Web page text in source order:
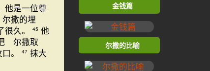
他是一位尊
撒的埋
久。 45 他
尔撒取
。
47 抹大
金钱篇
尔撒的比喻